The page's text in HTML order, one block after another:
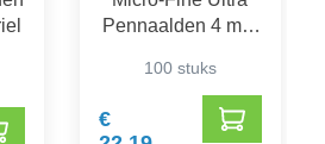
Pennaalden 4 mm
100 stuks
€